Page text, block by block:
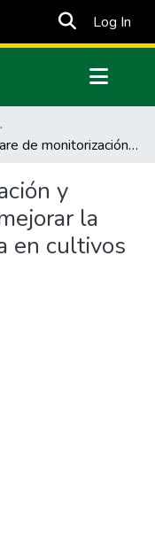
Log In
Software de monitorización y control del riego para mejorar la administración de agua en cultivos de guanábana
y
la
en cultivos